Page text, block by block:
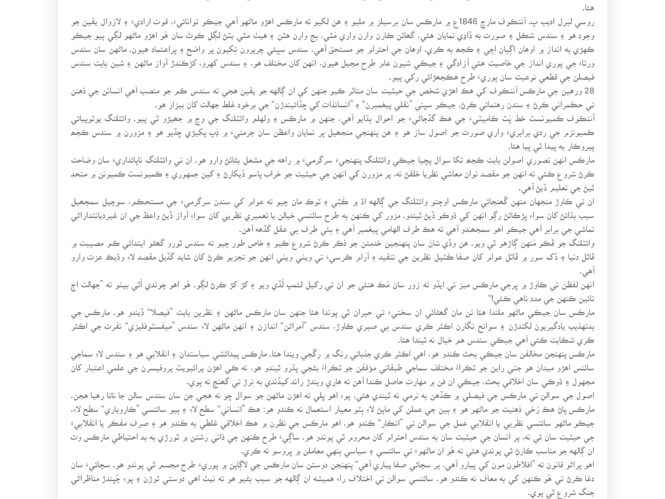
هئا.
روسي لبرل اديب پ. آننڪوف مارچ 1846ع ۾ مارڪس سان برسيلز ۾ مليو ۽ هن لکيو ته مارڪس اهڙو ماڻهو آهي جيڪو توانائيءَ، قوت اراديءَ ۽ لازوال يقين جو
وجود هو ۽ سندس شڪل ۽ صورت به ڏاڍي نمايان هئي. گھاٽن ڪارن وارن واري مَٿي، بج وارن هٿن ۽ هيٺ مٿي بٽڻ لڳل ڪوٽَ سان هُو اهڙو ماڻهو لڳي پيو جيڪو
ڪهڙي به انداز ۾ اوهان اڳيان اچي ۽ ڪجھ به ڪري، اوهان جي احترام جو مستحق آهي. سندس سڀئي چرپرون تِکيون پر واضح ۽ پراعتماد هيون. ماڻهن سان سندس
ورتاءَ جي پوري انداز جي خاصيت هئي آزادگي ۽ جيڪي شيون عام طرح مڃيل هيون، انهن کان مختلف هو، ۽ سندس کهرو، کڙڪندڙ آواز ماڻهن ۽ شين بابت سندس
فيصلن جي قطعي نوعيت سان پوريءَ طرح هڪجھڙائي رکي پيو.
28 ورهين جي مارڪس آننڪوف کي هڪ اهڙي شخص جي حيثيت سان متاثر ڪيو جنهن کي ان ڳالهه جو يقين هجي ته سندس ڪم جو منصب آهي انسانن جي ذهنن
تي حڪمراني ڪرڻ ۽ سندن رهنمائي ڪرڻ، جيڪو سڀني ”نقلي پيغمبرن“ ۽ ”انسانذات کي ڇڏائيندڙن“ جي برخود غلط جهالت کان بيزار هو.
آننڪوف ڪميونسٽ خط پَٽ ڪاميٽيءَ جي هڪ گڏجاڻيءَ جو احوال ٻڌايو آهي، جنهن ۾ مارڪس ۽ ولهلم وائٽلنگ جي وچ ۾ جھيڙو ٿي پيو. وائٽلنگ يوٽوپيائي
ڪميونزم جي ردي برابريءَ واري صورت جو اصول ساز هو ۽ هن پنهنجي منجھيل پر نمايان واعظن سان جرمنيءَ ۾ ڊَپ پکيڙي ڇڏيو هو ۽ مزورن ۾ سندس ڪجھ
پيروڪار به پيدا ٿي پيا هئا.
مارڪس انهن تصوري اصولن بابت ڪجھ تکا سوال پڇيا جيڪي وائٽلنگ پنهنجيءَ سرگرميءَ ۾ راهه جي مشعل بڻائڻ وارو هو. ان تي وائٽلنگ ناپائداريءَ سان وضاحت
ڪرڻ شروع ڪئي ته انهن جو مقصد نوان معاشي نظريا خلقڻ نه، پر مزورن کي انهن جي حيثيت جو خراب پاسو ڏيکارڻ ۽ کين جمهوري ۽ ڪميونسٽ ڪميونن ۾ متحد
ٿيڻ جي تعليم ڏيڻ آهي.
ان تي ڪاوڙ منجهان منهن گُھنجائي مارڪس اوچتو وائٽلنگ جي ڳالهه اڌ ۾ ڪَٽِي ۽ ٽوڪ مان چيو ته عوام کي سندن سرگرميءَ جي مستحڪم، سوچيل سمجھيل
سبب ٻڌائڻ کان سواءِ ڀڙڪائڻ رڳو انهن کي ڌوڪو ڏيڻ ٿيندو. مزور کي ڪنهن به طرح سائنسي خيالن يا تعميري نظريي کان سواءِ آواز ڏيڻ واعظ جي ان غيرديانتداراڻي
تماشي جي برابر آهي جيڪو اهو سمجھندو آهي ته هڪ طرف الهامي پيغمبر آهي ۽ ٻئي طرف بي عقل گڏهه آهن.
وائٽلنگ جو ڦڪو مُنهن ڳاڙهو ٿي ويو. هن وڏي شانَ سان پنهنجين خدمتن جو ذڪر ڪرڻ شروع ڪيو ۽ خاص طور چيو ته سندس ٿورو گھڻو ابتدائي ڪم مصيبت ۾
ڦاٿل دنيا ۽ ڏک سور ۾ ڦاٿل عوام کان صفا ڪَٽيل نظرين جي تنقيد ۽ آرام ڪرسيءَ تي ويٺي ويٺي انهن جو تجزيو ڪرڻ کان شايد گڏيل مقصد لاءِ وڌيڪ عزت وارو
آهي.
انهن لفظن تي ڪاوڙ ۾ ڀرجي مارڪس ميز تي ايڏو ته زور سان مُڪ هنئي جو ان تي رکيل لئمپ لُڏي ويو ۽ کڙ کڙ ڪرڻ لڳو. هُو اهو چوندي اُٿي بيٺو ته ”جهالت اڄ
تائين ڪنهن جي مدد ناهي ڪئي!“
مارڪس سان جيڪي ماڻهو ملندا هئا تن مان گھڻائي ان سختيءَ تي حيران ٿي پوندا هئا جنهن سان مارڪس ماڻهن ۽ نظرين بابت ”فيصلا“ ڏيندو هو. مارڪس جي
بدتهذيب يادگيريون لکندڙن ۽ سوانح نگارن اڪثر ڪري سندس بي صبري ڪاوڙ، سندس ”آمراڻن“ اندازن ۽ انهن ماڻهن لاءِ سندس ”ميفسٽوفليزي“ نفرت جي اڪثر
ڪري شڪايت ڪئي آهي جيڪي سندس هم خيال نه ٿيندا هئا.
مارڪس پنهنجن مخالفن سان جيڪي بحث ڪندو هو، اهي اڪثر ڪري جذباتي رنگ ۾ رڱجي ويندا هئا. مارڪس پيدائشي سياستدان ۽ انقلابي هو ۽ سندس لاءِ سماجي
سائنس اهڙو ميدان هو جتي راين جو ٽڪراءُ مختلف سماجي طبقاتي مؤقفن جو ٽڪراءُ بڻجي پڌرو ٿيندو هو، نه ڪي اهڙن پرائيويٽ پروفيسرن جي علمي اعتبار کان
مجهول ۽ ڌوڪي سان اخلاقي بحث، جيڪي ان فن ۾ مهارت حاصل ڪندا آهن ته هارِي ويندڙ راند کيڏندي به نِرڙ تي گھنج نه پوي.
اصول جي سوالن تي مارڪس جي فيصلي ۾ ڪڏهن به نرمي نه ٿيندي هئي، پوءِ اهو ڀلي ته اهڙن ماڻهن جو سوال ڇو نه هجي جن سان سندس سالن جا ناتا رهيا هجن.
مارڪس پاڻ هڪ رُخي ذهنيت جو ماڻهو هو ۽ ٻين جي عملن کي ماپڻ لاءِ ٻِٽو معيار استعمال نه ڪندو هو: هڪ ”انساني“ سطح لاءِ ۽ ٻيو سائنسي ”ڪاروباري“ سطح لاءِ.
جيڪو ماڻهو سائنسي نظريي يا انقلابي عمل جي سوالن تي ”انڪار“ ڪندو هو، اهو مارڪس جي نظرن ۾ هڪ اخلاقي غلطي به ڪندو هو ۽ صرف مفڪر يا انقلابيءَ
جي حيثيت سان ئي نه، پر انسان جي حيثيت سان به سندس احترام کان محروم ٿي پوندو هو. ساڳيءَ طرح ڪنهن جي ذاتي رشتن ۾ ٿورڙي به بد احتياطي مارڪس وٽ
ان ڳالهه جو مناسب ڪارڻ ٿي پوندي هئي ته هُو ان ماڻهوءَ تي سائنسي ۽ سياسي ٻنهي معاملن ۾ ڀروسو نه ڪري.
اهو پراڻو قانون ته ”افلاطون مون کي پيارو آهي، پر سچائي صفا پياري آهي“ پنهنجن دوستن سان مارڪس جي لاڳاپن ۾ پوريءَ طرح مجسم ٿي پوندو هو. سچائيءَ سان
دغا ڪرڻ تي هُو ڪنهن کي به معاف نه ڪندو هو. سائنسي سوالن تي اختلاف راءِ هميشه ان ڳالهه جو سبب بڻبو هو ته نيٺ اهي دوستي ٽوڙن ۽ پوءِ چُڀندڙ مناظراڻي
جنگ شروع ٿي پوي.